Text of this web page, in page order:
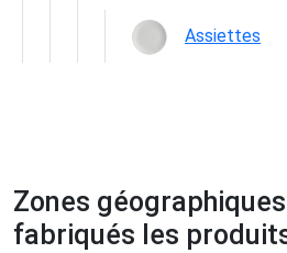
Assiettes
Zones
fabriqués les